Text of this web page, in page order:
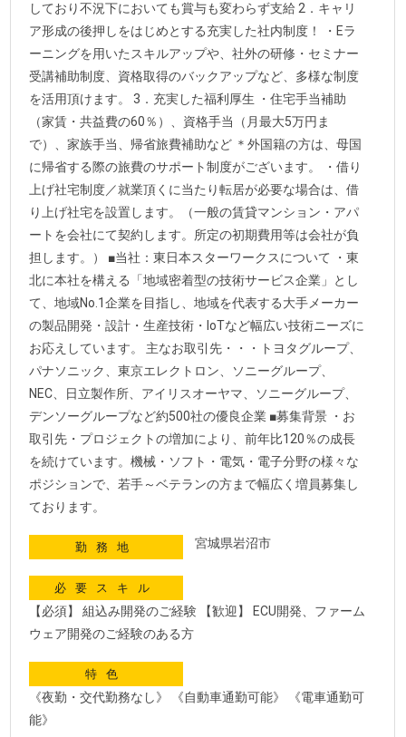
しており不況下においても賞与も変わらず支給 2．キャリ
ア形成の後押しをはじめとする充実した社内制度！ ・Eラ
ーニングを用いたスキルアップや、社外の研修・セミナー
受講補助制度、資格取得のバックアップなど、多様な制度
を活用頂けます。 3．充実した福利厚生 ・住宅手当補助
（家賃・共益費の60％）、資格手当（月最大5万円ま
で）、家族手当、帰省旅費補助など ＊外国籍の方は、母国
に帰省する際の旅費のサポート制度がございます。 ・借り
上げ社宅制度／就業頂くに当たり転居が必要な場合は、借
り上げ社宅を設置します。（一般の賃貸マンション・アパ
ートを会社にて契約します。所定の初期費用等は会社が負
担します。） ■当社：東日本スターワークスについて ・東
北に本社を構える「地域密着型の技術サービス企業」とし
て、地域No.1企業を目指し、地域を代表する大手メーカー
の製品開発・設計・生産技術・IoTなど幅広い技術ニーズに
お応えしています。 主なお取引先・・・トヨタグループ、
パナソニック、東京エレクトロン、ソニーグループ、
NEC、日立製作所、アイリスオーヤマ、ソニーグループ、
デンソーグループなど約500社の優良企業 ■募集背景 ・お
取引先・プロジェクトの増加により、前年比120％の成長
を続けています。機械・ソフト・電気・電子分野の様々な
ポジションで、若手～ベテランの方まで幅広く増員募集し
ております。
勤務地 宮城県岩沼市
必要スキル
【必須】 組込み開発のご経験 【歓迎】 ECU開発、ファーム
ウェア開発のご経験のある方
特色
《夜勤・交代勤務なし》 《自動車通勤可能》 《電車通勤可
能》